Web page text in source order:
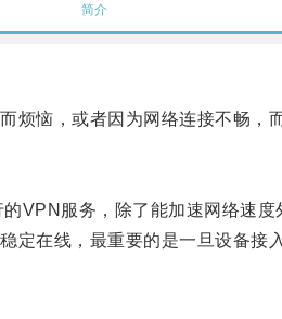
简介
恼，或者因为网络连接不畅，
服务，除了能加速网络速度
在线，最重要的是一旦设备接